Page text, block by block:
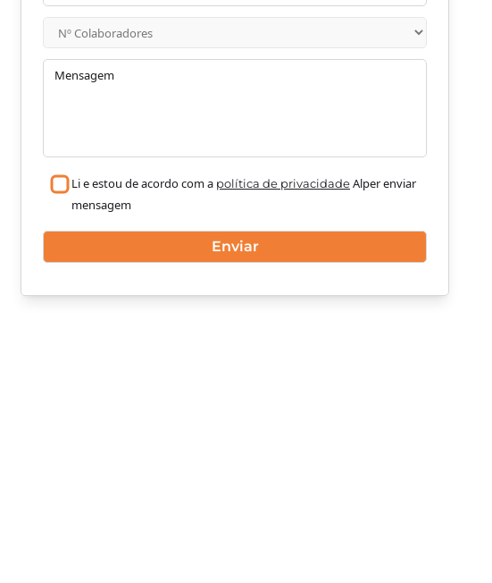
Li e estou de acordo com a política de privacidadeAlper enviar
mensagem